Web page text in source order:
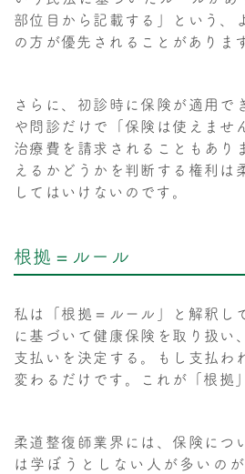
部位目から記載する」という、
の方が優先されることがありま
さらに、初診時に保険が適用で
や問診だけで「保険は使えませ
治療費を請求されることもあり
えるかどうかを判断する権利は
してはいけないのです。
根拠＝ルール
私は「根拠＝ルール」と解釈し
に基づいて健康保険を取り扱い
支払いを決定する。もし支払わ
変わるだけです。これが「根拠
柔道整復師業界には、保険につ
は学ぼうとしない人が多いの